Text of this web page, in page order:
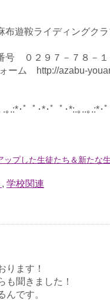
布遊鞍ライディングク
号 ０２９７－７８－１
ーム http://azabu-
.｡.:*･゜ﾟ･*･゜ﾟ･*:.｡..｡.:*･
ップした生徒たち＆新たな
, 学校関連
ります！
も聞きました！
んです。